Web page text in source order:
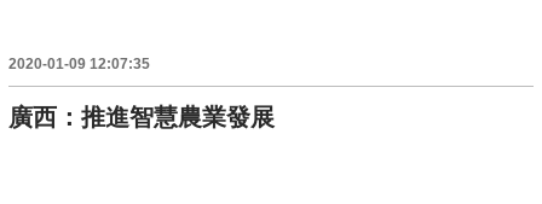
2020-01-09 12:07:35
廣西：推進智慧農業發展